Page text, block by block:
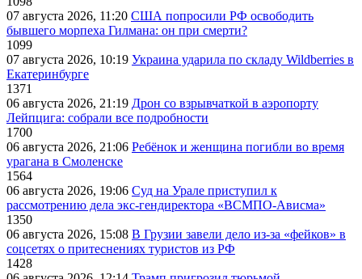
07 августа 2026, 11:20 США попросили РФ освободить
бывшего морпеха Гилмана: он при смерти?
1099
07 августа 2026, 10:19 Украина ударила по складу Wildberries в
Екатеринбурге
1371
06 августа 2026, 21:19 Дрон со взрывчаткой в аэропорту
Лейпцига: собрали все подробности
1700
06 августа 2026, 21:06 Ребёнок и женщина погибли во время
урагана в Смоленске
1564
06 августа 2026, 19:06 Суд на Урале приступил к
рассмотрению дела экс-гендиректора «ВСМПО-Ависма»
1350
06 августа 2026, 15:08 В Грузии завели дело из-за «фейков» в
соцсетях о притеснениях туристов из РФ
1428